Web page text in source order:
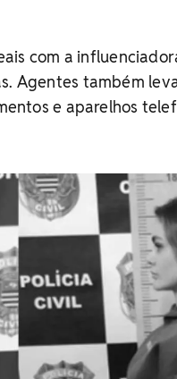
com a
Agentes também
e aparelhos